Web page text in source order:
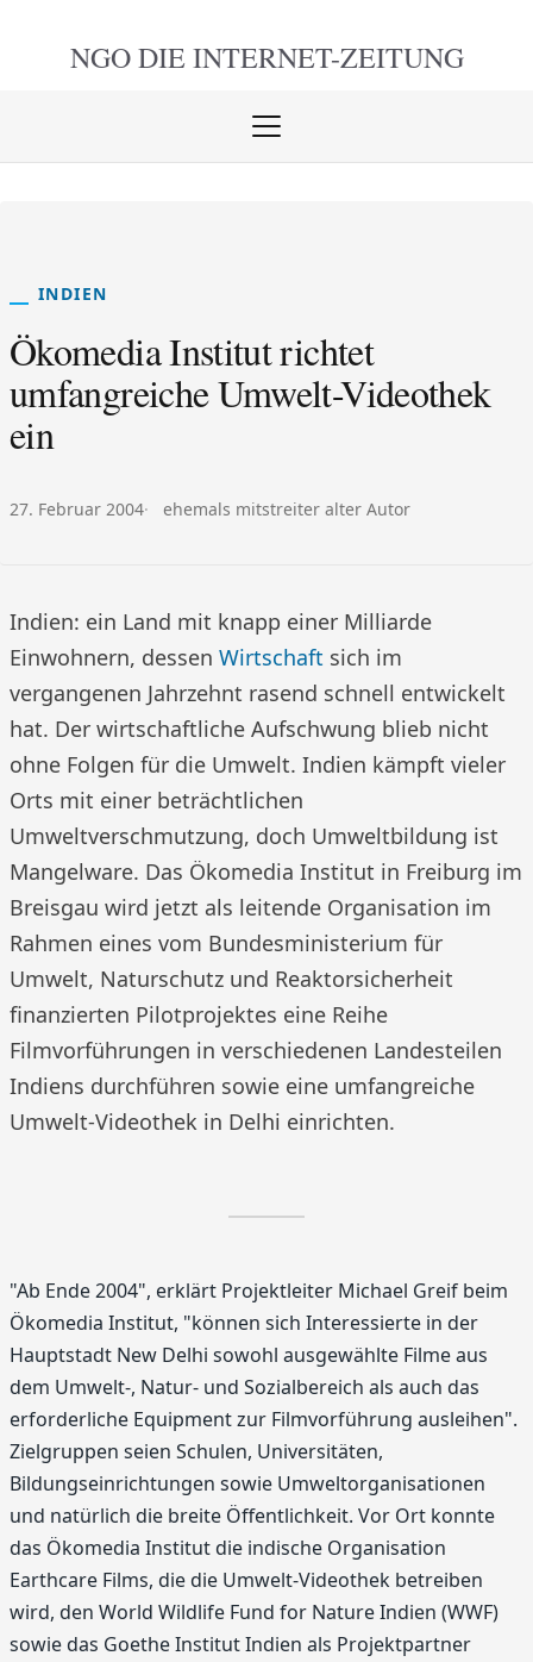
NGO DIE INTERNET-ZEITUNG
Menü
INDIEN
Ökomedia Institut richtet
umfangreiche Umwelt-Videothek
ein
Veröffentlicht am:
27. Februar 2004 Autor:
ehemals mitstreiter alter Autor
Indien: ein Land mit knapp einer Milliarde
Einwohnern, dessen Wirtschaft sich im
vergangenen Jahrzehnt rasend schnell entwickelt
hat. Der wirtschaftliche Aufschwung blieb nicht
ohne Folgen für die Umwelt. Indien kämpft vieler
Orts mit einer beträchtlichen
Umweltverschmutzung, doch Umweltbildung ist
Mangelware. Das Ökomedia Institut in Freiburg im
Breisgau wird jetzt als leitende Organisation im
Rahmen eines vom Bundesministerium für
Umwelt, Naturschutz und Reaktorsicherheit
finanzierten Pilotprojektes eine Reihe
Filmvorführungen in verschiedenen Landesteilen
Indiens durchführen sowie eine umfangreiche
Umwelt-Videothek in Delhi einrichten.
"Ab Ende 2004", erklärt Projektleiter Michael Greif beim
Ökomedia Institut, "können sich Interessierte in der
Hauptstadt New Delhi sowohl ausgewählte Filme aus
dem Umwelt-, Natur- und Sozialbereich als auch das
erforderliche Equipment zur Filmvorführung ausleihen".
Zielgruppen seien Schulen, Universitäten,
Bildungseinrichtungen sowie Umweltorganisationen
und natürlich die breite Öffentlichkeit. Vor Ort konnte
das Ökomedia Institut die indische Organisation
Earthcare Films, die die Umwelt-Videothek betreiben
wird, den World Wildlife Fund for Nature Indien (WWF)
sowie das Goethe Institut Indien als Projektpartner